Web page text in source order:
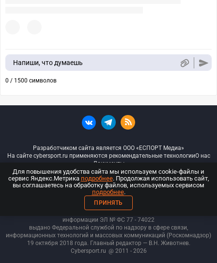
Напиши, что думаешь
0 / 1500 символов
Разработчиком сайта является ООО «ЕСПОРТ Медиа»
На сайте cybersport.ru применяются рекомендательные технологииО нас
Документы
© ООО «Киберспорт.ру» — Все права защищены
18+
ООО «Киберспорт.ру». Свидетельство о регистрации средств массовой
информации ЭЛ № ФС 77 - 74022
выдано Федеральной службой по надзору в сфере связи,
информационных технологий и массовых коммуникаций (Роскомнадзор)
19 октября 2018 года. Главный редактор — В.Н. Животнев.
Cybersport.ru @ 2011 - 2026
Для повышения удобства сайта мы используем cookie-файлы и
сервис Яндекс.Метрика подробнее. Продолжая использовать сайт,
вы соглашаетесь на обработку файлов, используемых сервисом
подробнее.
ПРИНЯТЬ